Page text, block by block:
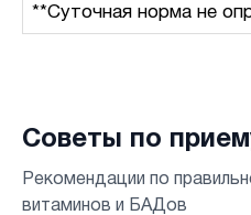
**Суточная норма не
Советы по
Рекомендации по
витаминов и БАДов